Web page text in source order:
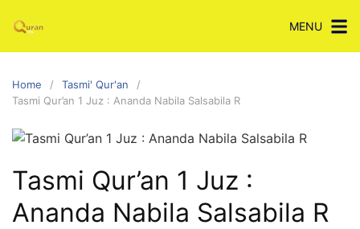
content
MENU
Home
Tasmi' Qur'an
Tasmi Qur’an 1 Juz : Ananda Nabila Salsabila R
Tasmi Qur’an 1 Juz :
Ananda Nabila Salsabila R